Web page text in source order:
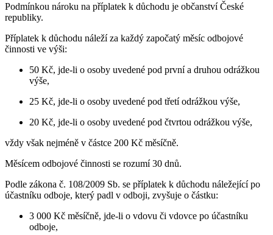
Podmínkou nároku na příplatek k důchodu je občanství České
republiky.
Příplatek k důchodu náleží za každý započatý měsíc odbojové
činnosti ve výši:
50 Kč, jde-li o osoby uvedené pod první a druhou odrážkou
výše,
25 Kč, jde-li o osoby uvedené pod třetí odrážkou výše,
20 Kč, jde-li o osoby uvedené pod čtvrtou odrážkou výše,
vždy však nejméně v částce 200 Kč měsíčně.
Měsícem odbojové činnosti se rozumí 30 dnů.
Podle zákona č. 108/2009 Sb. se příplatek k důchodu náležející po
účastníku odboje, který padl v odboji, zvyšuje o částku:
3 000 Kč měsíčně, jde-li o vdovu či vdovce po účastníku
odboje,